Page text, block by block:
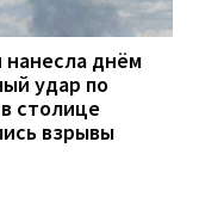
нанесла днём
удар по
столице
взрывы